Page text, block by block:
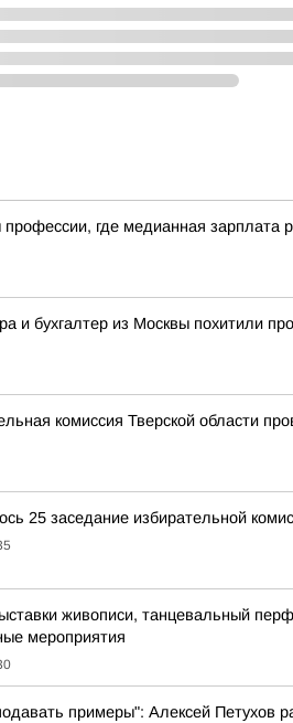
где медианная зарплата
и бухгалтер из Москвы похитили
комиссия Тверской области
25 заседание избирательной
живописи, танцевальный
мероприятия
примеры": Алексей Петухов